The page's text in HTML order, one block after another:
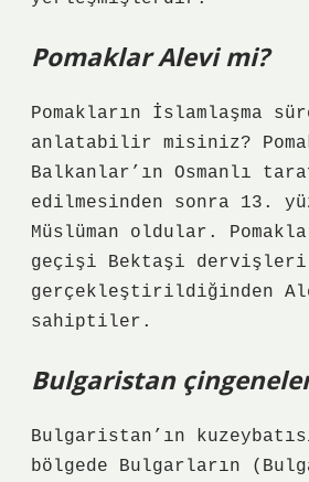
Pomaklar Alevi mi?
Pomakların İslamlaşma
anlatabilir misiniz?
Balkanlar’ın Osmanlı
edilmesinden sonra 13.
Müslüman oldular.
geçişi Bektaşi dervişleri
gerçekleştirildiğinden
sahiptiler.
Bulgaristan
Bulgaristan’ın
bölgede Bulgarların